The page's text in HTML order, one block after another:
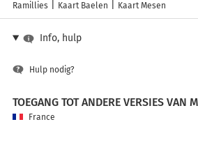
Ramillies
Kaart Baelen Kaart Mesen
Info, hulp
Hulp nodig?
TOEGANG TOT ANDERE VERSIES VAN
France